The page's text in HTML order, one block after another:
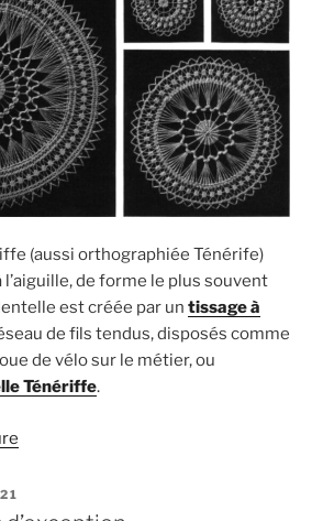
(aussi orthographiée Ténérife)
de forme le plus souvent
est créée par un tissage à
de fils tendus, disposés comme
de vélo sur le métier, ou
Ténériffe.
Ténériffe »